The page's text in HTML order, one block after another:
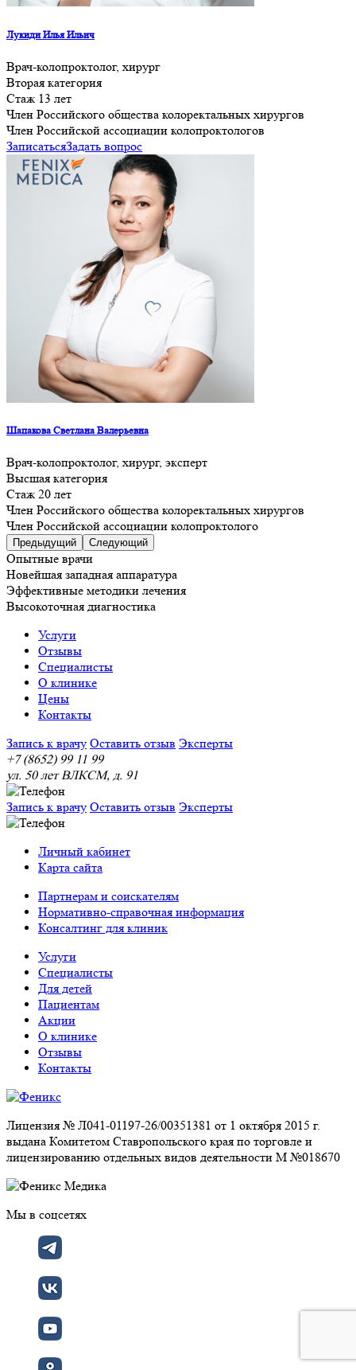
Лукиди Илья Ильич
Врач-колопроктолог, хирург
Вторая категория
Стаж 13 лет
Член Российского общества колоректальных хирургов
Член Российской ассоциации колопроктологов
ЗаписатьсяЗадать вопрос
Шапакова Светлана Валерьевна
Врач-колопроктолог, хирург, эксперт
Высшая категория
Стаж 20 лет
Член Российского общества колоректальных хирургов
Член Российской ассоциации колопроктолого
Предыдущий Следующий
Опытные врачи
Новейшая западная аппаратура
Эффективные методики лечения
Высокоточная диагностика
Услуги
Отзывы
Специалисты
О клинике
Цены
Контакты
Запись к врачу Оставить отзыв Эксперты
+7 (8652) 99 11 99
ул. 50 лет ВЛКСМ, д. 91
Запись к врачу Оставить отзыв Эксперты
Личный кабинет
Карта сайта
Партнерам и соискателям
Нормативно-справочная информация
Консалтинг для клиник
Услуги
Специалисты
Для детей
Пациентам
Акции
О клинике
Отзывы
Контакты
Лицензия № Л041-01197-26/00351381 от 1 октября 2015 г.
выдана Комитетом Ставропольского края по торговле и
лицензированию отдельных видов деятельности М №018670
Мы в соцсетях